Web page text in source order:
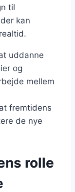
til
kan
uddanne
og
mellem
fremtidens
de nye
rolle